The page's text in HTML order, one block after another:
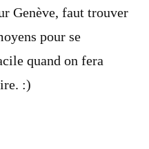
Genève, faut trouver
pour se
quand on fera
:)